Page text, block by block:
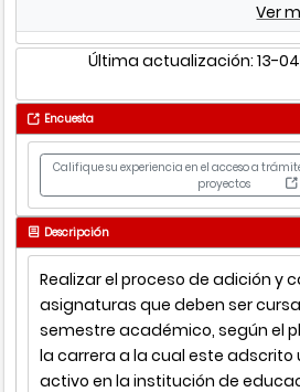
Ver
Última actualización: 13-
Encuesta
Califique su experiencia en el acceso a
proyectos
Descripción
Realizar el proceso de adición y
asignaturas que deben ser
semestre académico, según el
la carrera a la cual este adscrito
activo en la institución de